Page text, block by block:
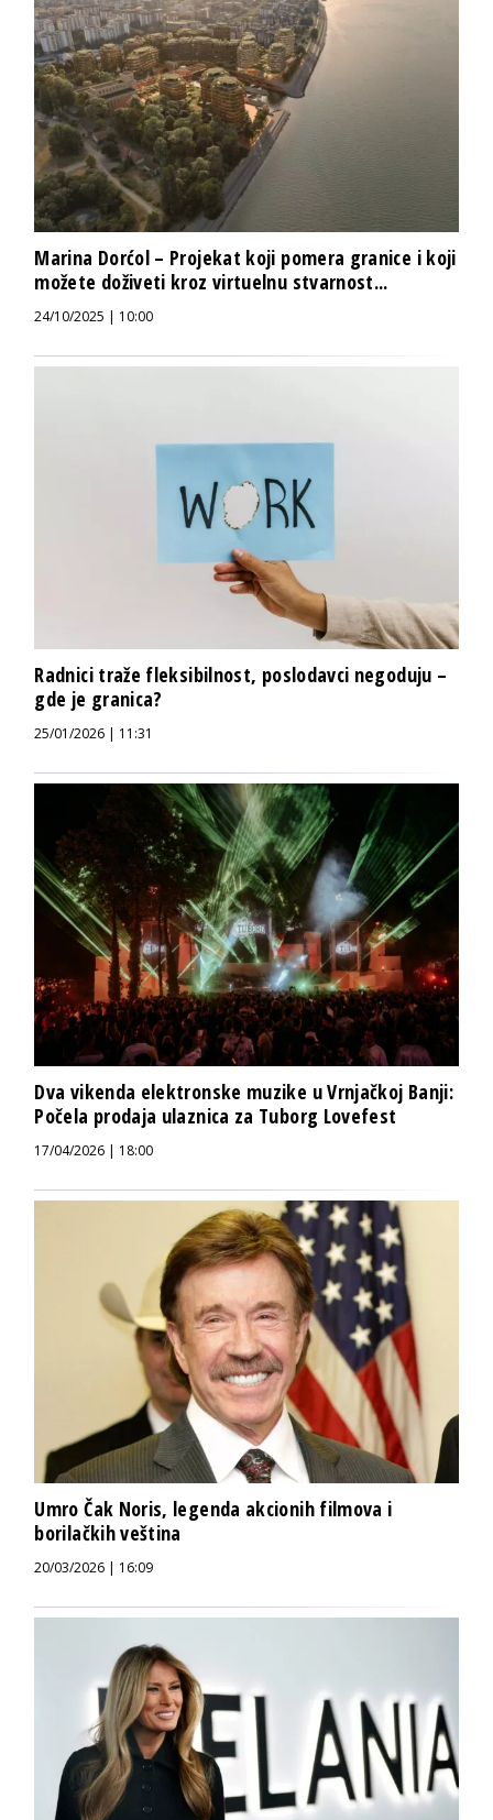
Marina Dorćol – Projekat koji pomera granice i koji
možete doživeti kroz virtuelnu stvarnost...
24/10/2025 | 10:00
Radnici traže fleksibilnost, poslodavci negoduju –
gde je granica?
25/01/2026 | 11:31
Dva vikenda elektronske muzike u Vrnjačkoj Banji:
Počela prodaja ulaznica za Tuborg Lovefest
17/04/2026 | 18:00
Umro Čak Noris, legenda akcionih filmova i
borilačkih veština
20/03/2026 | 16:09